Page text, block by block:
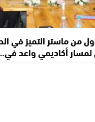
من ماستر التميز في
أكاديمي واعد